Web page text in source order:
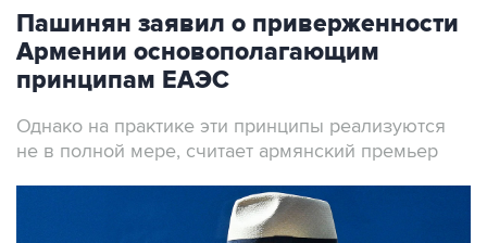
Пашинян заявил о приверженности
Армении основополагающим
принципам ЕАЭС
Однако на практике эти принципы реализуются
не в полной мере, считает армянский премьер